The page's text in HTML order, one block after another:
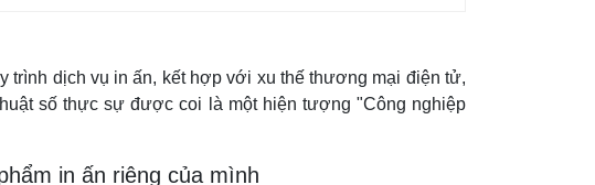
trình dịch vụ in ấn, kết hợp với xu thế thương mại điện tử,
số thực sự được coi là một hiện tượng "Công nghiệp
in ấn riêng của mình